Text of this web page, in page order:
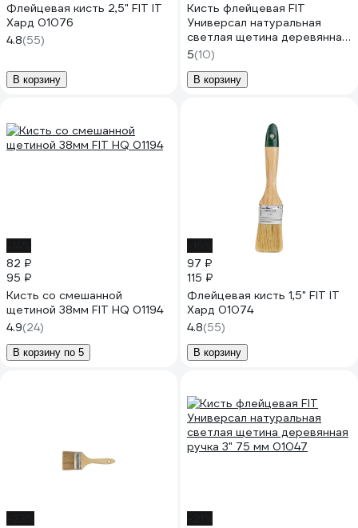
Флейцевая кисть 2,5" FIT IT
Хард 01076
4.8(55)
В корзину
Кисть флейцевая FIT
Универсал натуральная
светлая щетина деревянная
ручка 2,5" 63 мм 01046
5(10)
В корзину
82 ₽
95 ₽
Кисть со смешанной
щетиной 38мм FIT HQ 01194
4.9(24)
В корзину по 5
97 ₽
115 ₽
Флейцевая кисть 1,5" FIT IT
Хард 01074
4.8(55)
В корзину